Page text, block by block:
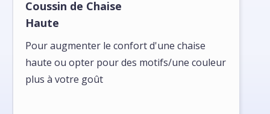
Coussin de Chaise
Haute
Pour augmenter le confort d'une chaise
haute ou opter pour des motifs/une couleur
plus à votre goût